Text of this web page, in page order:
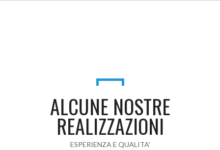
ALCUNE NOSTRE
REALIZZAZIONI
ESPERIENZA E QUALITA'